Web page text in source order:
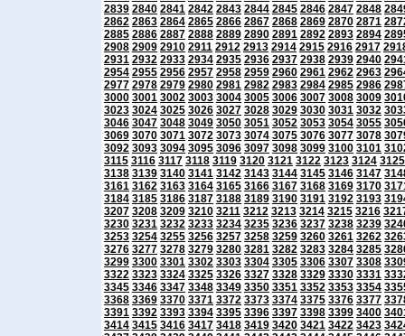
2839 2840 2841 2842 2843 2844 2845 2846 2847 2848
2862 2863 2864 2865 2866 2867 2868 2869 2870 2871
2885 2886 2887 2888 2889 2890 2891 2892 2893 2894
2908 2909 2910 2911 2912 2913 2914 2915 2916 2917
2931 2932 2933 2934 2935 2936 2937 2938 2939 2940
2954 2955 2956 2957 2958 2959 2960 2961 2962 2963
2977 2978 2979 2980 2981 2982 2983 2984 2985 2986
3000 3001 3002 3003 3004 3005 3006 3007 3008 3009
3023 3024 3025 3026 3027 3028 3029 3030 3031 3032
3046 3047 3048 3049 3050 3051 3052 3053 3054 3055
3069 3070 3071 3072 3073 3074 3075 3076 3077 3078
3092 3093 3094 3095 3096 3097 3098 3099 3100 3101
3115 3116 3117 3118 3119 3120 3121 3122 3123 3124 3125
3138 3139 3140 3141 3142 3143 3144 3145 3146 3147
3161 3162 3163 3164 3165 3166 3167 3168 3169 3170
3184 3185 3186 3187 3188 3189 3190 3191 3192 3193
3207 3208 3209 3210 3211 3212 3213 3214 3215 3216
3230 3231 3232 3233 3234 3235 3236 3237 3238 3239
3253 3254 3255 3256 3257 3258 3259 3260 3261 3262
3276 3277 3278 3279 3280 3281 3282 3283 3284 3285
3299 3300 3301 3302 3303 3304 3305 3306 3307 3308
3322 3323 3324 3325 3326 3327 3328 3329 3330 3331
3345 3346 3347 3348 3349 3350 3351 3352 3353 3354
3368 3369 3370 3371 3372 3373 3374 3375 3376 3377
3391 3392 3393 3394 3395 3396 3397 3398 3399 3400
3414 3415 3416 3417 3418 3419 3420 3421 3422 3423